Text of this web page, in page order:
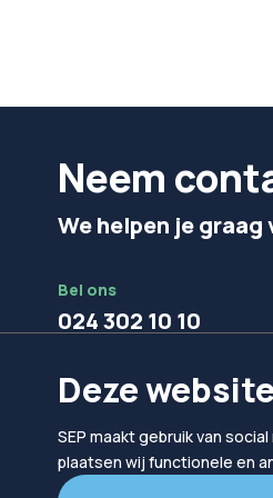
Neem
We helpen je graag
Bel ons
024 302 10 10
© 2026 SEP
Deze
SEP maakt gebruik van
plaatsen wij functionele en